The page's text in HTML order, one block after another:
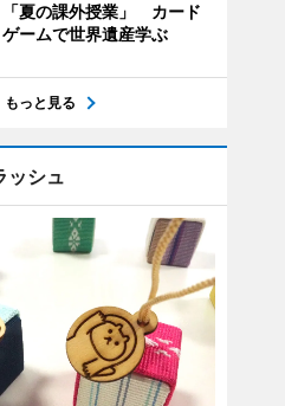
「夏の課外授業」 カード
ゲームで世界遺産学ぶ
もっと見る
ッシュ